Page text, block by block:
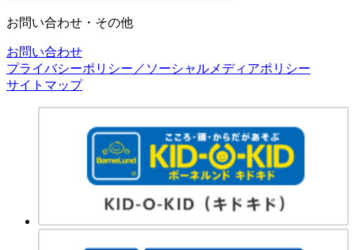
お問い合わせ・その他
お問い合わせ
プライバシーポリシー／ソーシャルメディアポリシー
サイトマップ